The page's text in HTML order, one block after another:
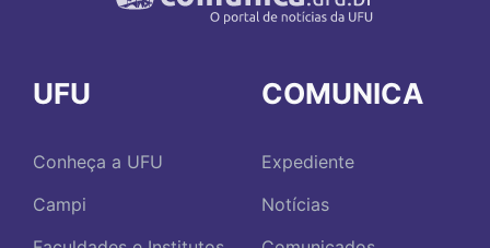
UFU
Conheça a UFU
Campi
COMUNICA
Expediente
Notícias